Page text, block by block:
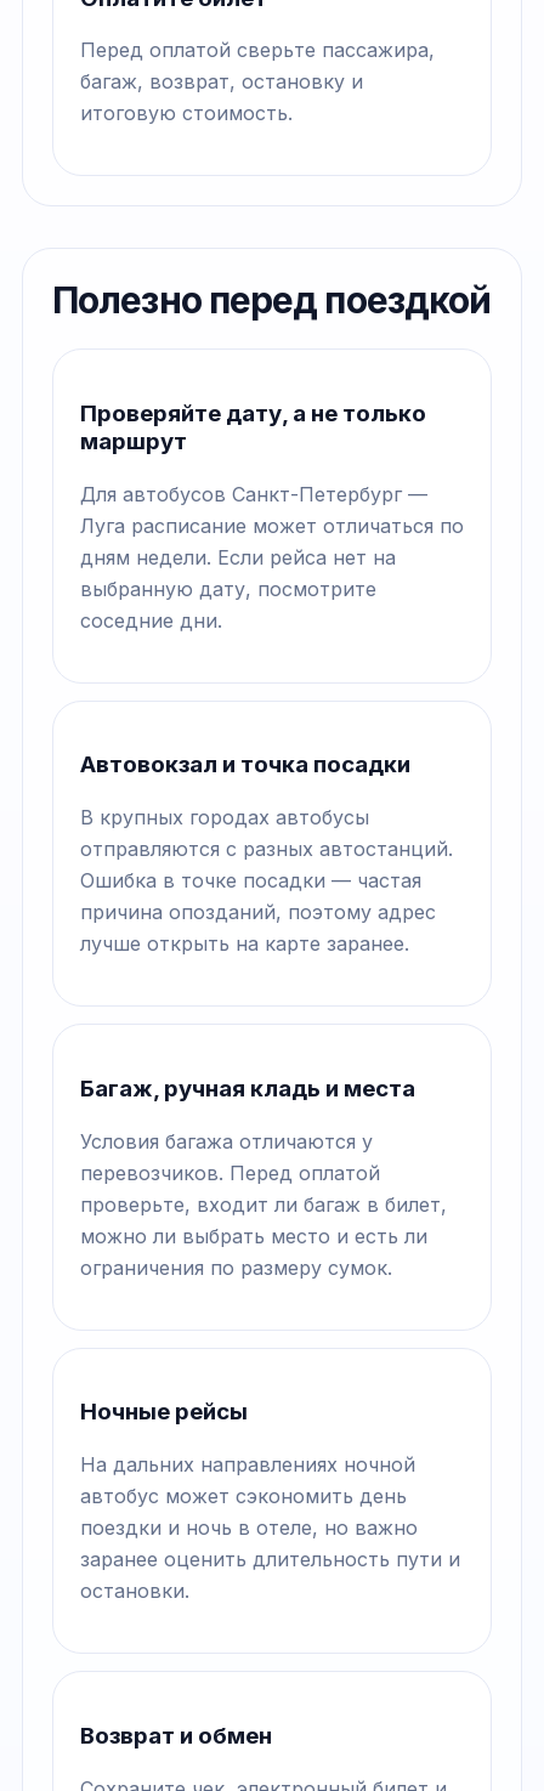
Перед оплатой сверьте пассажира,
багаж, возврат, остановку и
итоговую стоимость.
Полезно перед поездкой
Проверяйте дату, а не только
маршрут
Для автобусов Санкт-Петербург —
Луга расписание может отличаться по
дням недели. Если рейса нет на
выбранную дату, посмотрите
соседние дни.
Автовокзал и точка посадки
В крупных городах автобусы
отправляются с разных автостанций.
Ошибка в точке посадки — частая
причина опозданий, поэтому адрес
лучше открыть на карте заранее.
Багаж, ручная кладь и места
Условия багажа отличаются у
перевозчиков. Перед оплатой
проверьте, входит ли багаж в билет,
можно ли выбрать место и есть ли
ограничения по размеру сумок.
Ночные рейсы
На дальних направлениях ночной
автобус может сэкономить день
поездки и ночь в отеле, но важно
заранее оценить длительность пути и
остановки.
Возврат и обмен